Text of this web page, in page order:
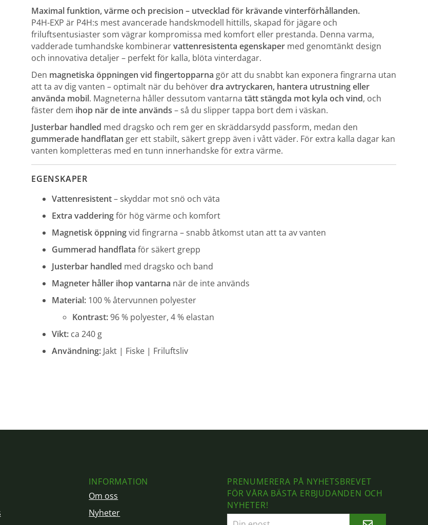
Maximal funktion, värme och precision – utvecklad för krävande vinterförhållanden.
P4H-EXP är P4H:s mest avancerade handskmodell hittills, skapad för jägare och
friluftsentusiaster som vägrar kompromissa med komfort eller prestanda. Denna varma,
vadderade tumhandske kombinerarvattenresistenta egenskaper med genomtänkt design
och innovativa detaljer – perfekt för kalla, blöta vinterdagar.
Den magnetiska öppningen vid fingertopparna gör att du snabbt kan exponera fingrarna utan
att ta av dig vanten – optimalt när du behöverdra avtryckaren, hantera utrustning eller
använda mobil. Magneterna håller dessutom vantarna tätt stängda mot kyla och vind, och
fäster dem ihop när de inte används – så du slipper tappa bort dem i väskan.
Justerbar handled med dragsko och rem ger en skräddarsydd passform, medan den
gummerade handflatan ger ett stabilt, säkert grepp även i vått väder. För extra kalla dagar kan
vanten kompletteras med en tunn innerhandske för extra värme.
EGENSKAPER
Vattenresistent– skyddar mot snö och väta
Extra vadderingför hög värme och komfort
Magnetisk öppningvid fingrarna – snabb åtkomst utan att ta av vanten
Gummerad handflata för säkert grepp
Justerbar handled med dragsko och band
Magneter håller ihop vantarna när de inte används
Material: 100 % återvunnen polyester
Kontrast:96 % polyester, 4 % elastan
Vikt: ca 240 g
Användning: Jakt | Fiske | Friluftsliv
INFORMATION
Om oss
Nyheter
PRENUMERERA PÅ NYHETSBREVET
FÖR VÅRA BÄSTA ERBJUDANDEN OCH
NYHETER!
E-